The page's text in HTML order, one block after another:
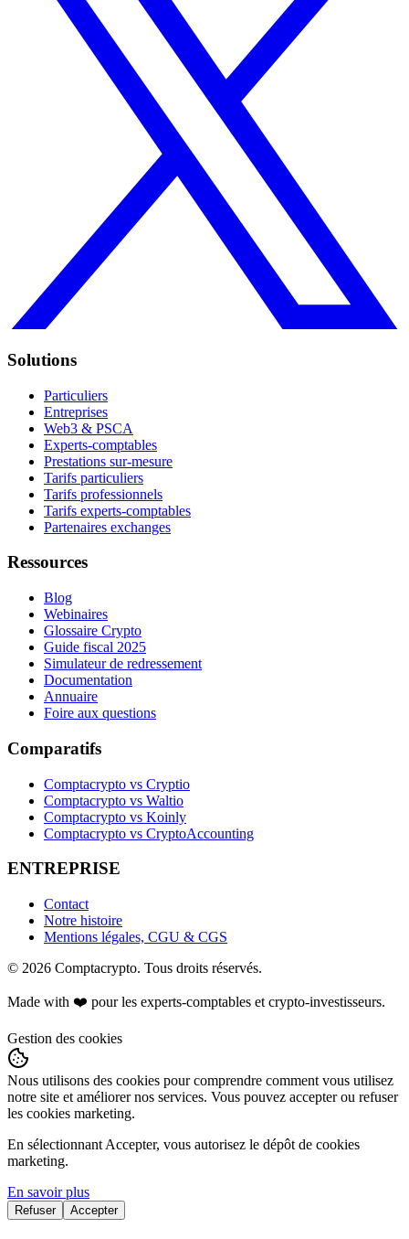
Solutions
Particuliers
Entreprises
Web3 & PSCA
Experts-comptables
Prestations sur-mesure
Tarifs particuliers
Tarifs professionnels
Tarifs experts-comptables
Partenaires exchanges
Ressources
Blog
Webinaires
Glossaire Crypto
Guide fiscal 2025
Simulateur de redressement
Documentation
Annuaire
Foire aux questions
Comparatifs
Comptacrypto vs Cryptio
Comptacrypto vs Waltio
Comptacrypto vs Koinly
Comptacrypto vs CryptoAccounting
ENTREPRISE
Contact
Notre histoire
Mentions légales, CGU & CGS
© 2026 Comptacrypto. Tous droits réservés.
Made with ❤️ pour les experts-comptables et crypto-investisseurs.
Gestion des cookies
Nous utilisons des cookies pour comprendre comment vous utilisez
notre site et améliorer nos services. Vous pouvez accepter ou refuser
les cookies marketing.
En sélectionnant Accepter, vous autorisez le dépôt de cookies
marketing.
En savoir plus
Refuser Accepter